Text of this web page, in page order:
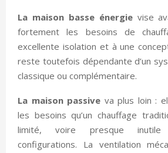
La maison basse énergievise
fortement les besoins de
excellente isolation et à une
reste toutefois dépendante d’un
classique ou complémentaire.
La maison passive va plus loin :
les besoins qu’un chauffage
limité, voire presque inutile
configurations. La ventilation